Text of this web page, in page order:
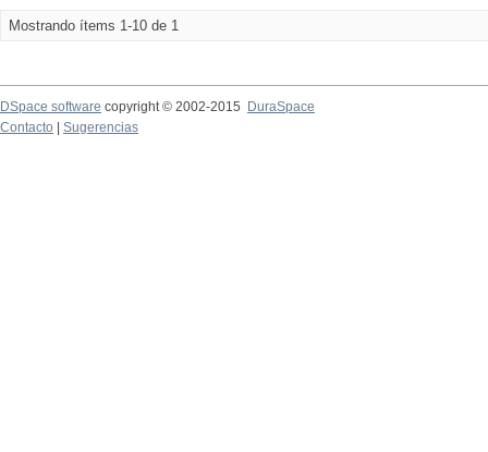
Mostrando ítems 1-10 de 1
DSpace software copyright © 2002-2015
DuraSpace
Contacto
Sugerencias